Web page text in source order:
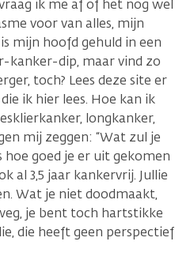
ik me af of het nog wel
voor van alles, mijn
mijn hoofd gehuld in een
kanker-dip, maar vind zo
toch? Lees deze site er
ik hier lees. Hoe kan ik
longkanker,
mij zeggen: “Wat zul je
hoe goed je er uit gekomen
al 3,5 jaar kankervrij. Jullie
Wat je niet doodmaakt,
je bent toch hartstikke
die heeft geen perspectief